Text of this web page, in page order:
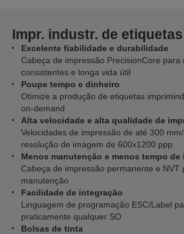
Impr. industr. de
Excelente fiabilidade e durabilidade
Cabeça de impressão PrecisionCore para
consistentes e longa vida útil
Poupe tempo e dinheiro
Otimize a produção de etiquetas
on-demand
Alta velocidade e alta qualidade de
Velocidades de impressão de até 300
resolução de imagem de 600x1200 ppp
Menos manutenção e menos tempo
Cabeça de impressão permanente e NVT
manutenção
Facilidade de integração
Linguagem de programação ESC/Label
praticamente qualquer SO
Bolsas de tinta